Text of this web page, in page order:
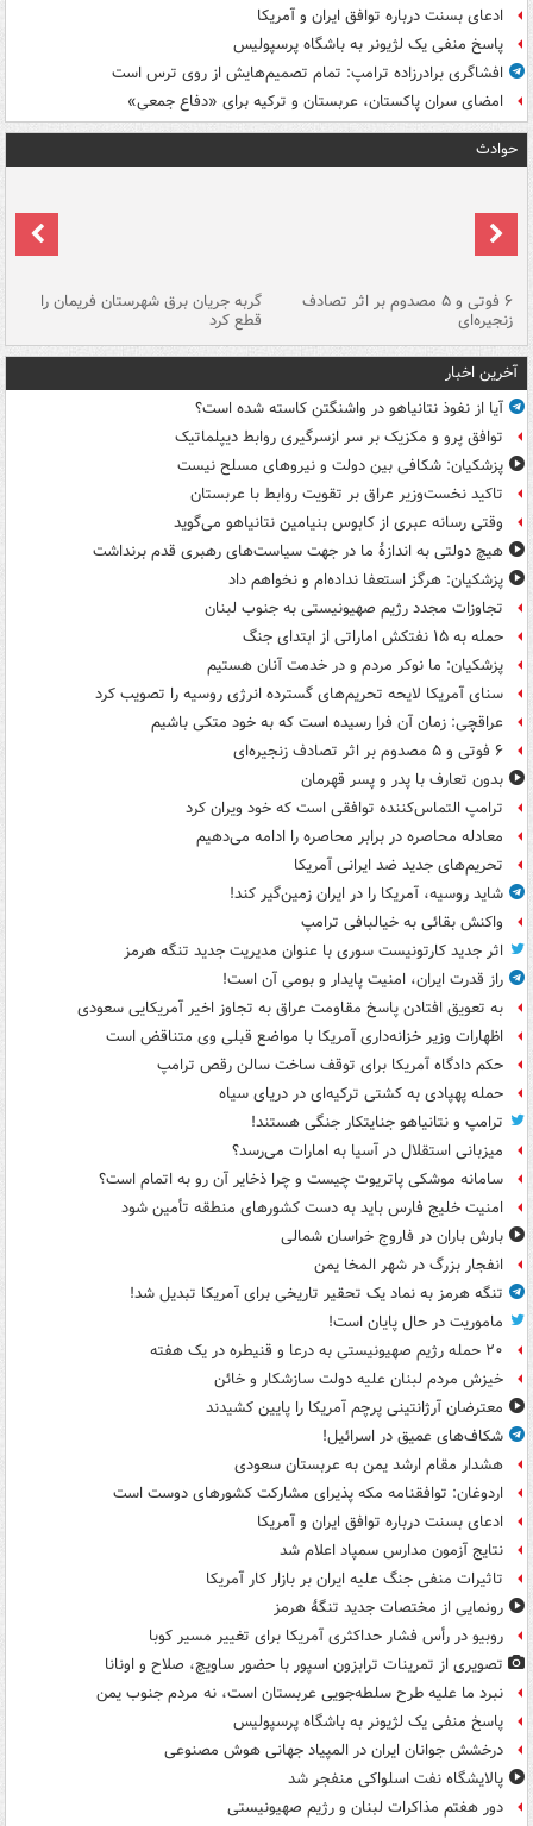
ادعای بسنت درباره توافق ایران و آمریکا
پاسخ منفی یک لژیونر به باشگاه پرسپولیس
افشاگری برادرزاده ترامپ: تمام تصمیم‌هایش از روی ترس است
امضای سران پاکستان، عربستان و ترکیه برای «دفاع جمعی»
حوادث
۶ فوتی و ۵ مصدوم بر اثر تصادف
زنجیره‌ای
گربه جریان برق شهرستان فریمان را
قطع کرد
آخرین اخبار
آیا از نفوذ نتانیاهو در واشنگتن کاسته شده است؟
توافق پرو و مکزیک بر سر ازسرگیری روابط دیپلماتیک
پزشکیان: شکافی بین دولت و نیروهای مسلح نیست
تاکید نخست‌وزیر عراق بر تقویت روابط با عربستان
وقتی رسانه عبری از کابوس بنیامین نتانیاهو می‌گوید
هیچ دولتی به اندازۀ ما در جهت سیاست‌های رهبری قدم برنداشت
پزشکیان: هرگز استعفا نداده‌ام و نخواهم داد
تجاوزات مجدد رژیم صهیونیستی به جنوب لبنان
حمله به ۱۵ نفتکش‌ اماراتی از ابتدای جنگ
پزشکیان: ما نوکر مردم و در خدمت آنان هستیم
سنای آمریکا لایحه تحریم‌های گسترده انرژی روسیه را تصویب کرد
عراقچی: زمان آن فرا رسیده است که به خود متکی باشیم
۶ فوتی و ۵ مصدوم بر اثر تصادف زنجیره‌ای
بدون تعارف با پدر و پسر قهرمان
ترامپ التماس‌کننده توافقی است که خود ویران کرد
معادله محاصره در برابر محاصره را ادامه می‌دهیم
تحریم‌های جدید ضد ایرانی آمریکا
شاید روسیه، آمریکا را در ایران زمین‌گیر کند!
واکنش بقائی به خیالبافی ترامپ
اثر جدید کارتونیست سوری با عنوان مدیریت جدید تنگه هرمز
راز قدرت ایران، امنیت پایدار و بومی آن است!
به تعویق افتادن پاسخ مقاومت عراق به تجاوز اخیر آمریکایی سعودی
اظهارات وزیر خزانه‌داری آمریکا با مواضع قبلی وی متناقض است
حکم دادگاه آمریکا برای توقف ساخت سالن رقص ترامپ
حمله پهپادی به کشتی ترکیه‌ای در دریای سیاه
ترامپ و نتانیاهو جنایتکار جنگی هستند!
میزبانی استقلال در آسیا به امارات می‌رسد؟
سامانه موشکی پاتریوت چیست و چرا ذخایر آن رو به اتمام است؟
امنیت خلیج فارس باید به دست کشورهای منطقه تأمین شود
بارش باران در فاروج خراسان شمالی
انفجار بزرگ در شهر المخا یمن
تنگه هرمز به نماد یک تحقیر تاریخی برای آمریکا تبدیل شد!
ماموریت در حال پایان است!
۲۰ حمله رژیم صهیونیستی به درعا و قنیطره در یک هفته
خیزش مردم لبنان علیه دولت سازشکار و خائن
معترضان آرژانتینی پرچم آمریکا را پایین کشیدند
شکاف‌های عمیق در اسرائیل!
هشدار مقام ارشد یمن به عربستان سعودی
اردوغان: توافقنامه مکه پذیرای مشارکت کشورهای دوست است
ادعای بسنت درباره توافق ایران و آمریکا
نتایج آزمون مدارس سمپاد اعلام شد
تاثیرات منفی جنگ علیه ایران بر بازار کار آمریکا
رونمایی از مختصات جدید تنگۀ هرمز
روبیو در رأس فشار حداکثری آمریکا برای تغییر مسیر کوبا
تصویری از تمرینات ترابزون اسپور با حضور ساویچ، صلاح و اونانا
نبرد ما علیه طرح سلطه‌جویی عربستان است، نه مردم جنوب یمن
پاسخ منفی یک لژیونر به باشگاه پرسپولیس
درخشش جوانان ایران در المپیاد جهانی هوش مصنوعی
پالایشگاه نفت اسلواکی منفجر شد
دور هفتم مذاکرات لبنان و رژیم صهیونیستی